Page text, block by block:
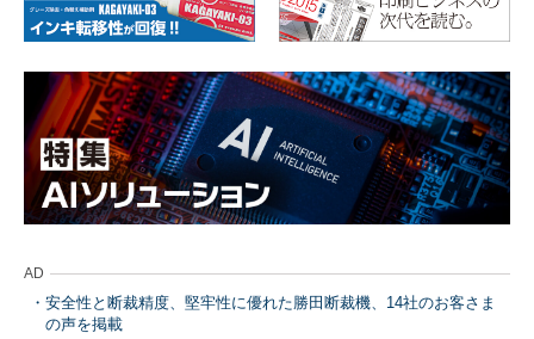
AD
安全性と断裁精度、堅牢性に優れた勝田断裁機、14社のお客さま
の声を掲載